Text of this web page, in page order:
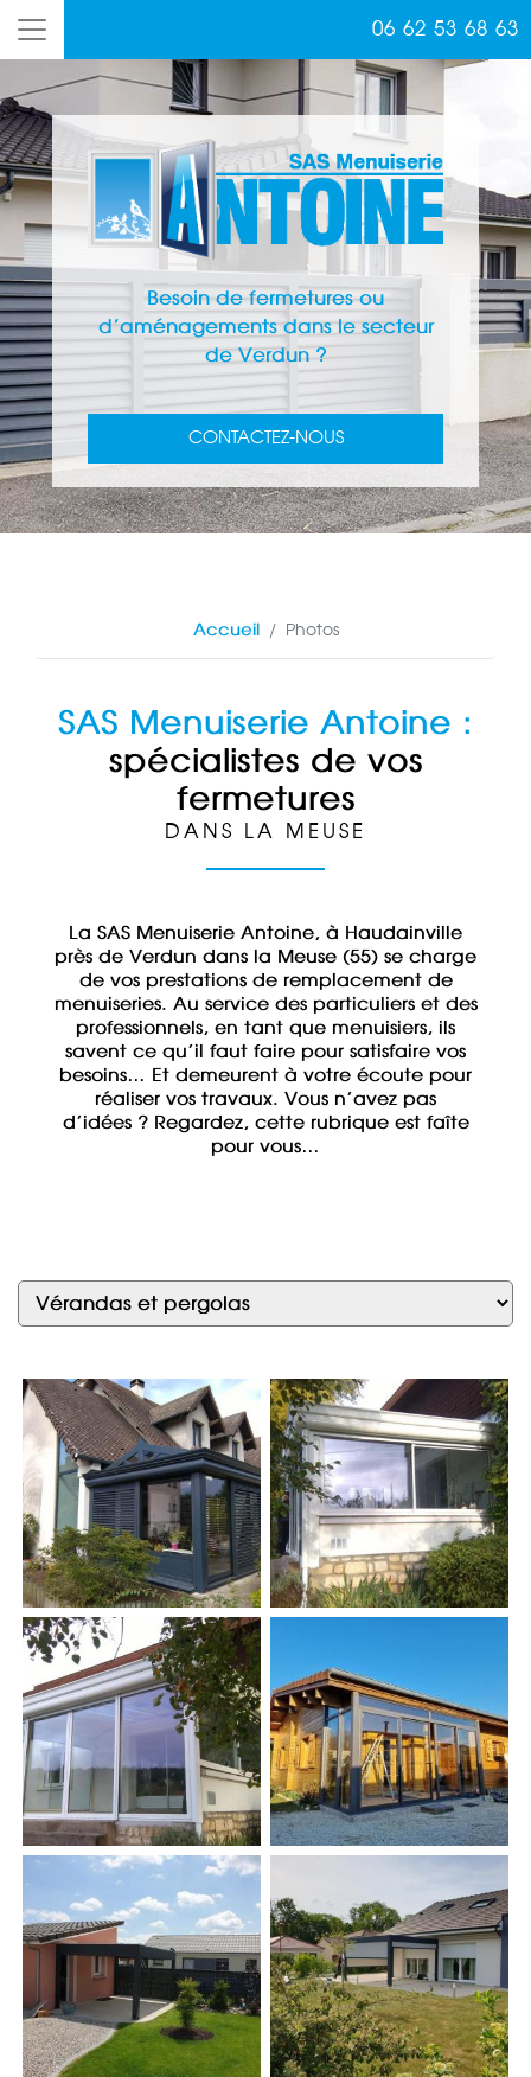
06 62 53 68 63
Besoin de fermetures ou
d’aménagements dans le secteur
de Verdun ?
CONTACTEZ-NOUS
Accueil Photos
SAS Menuiserie Antoine :
spécialistes de vos
fermetures
DANS LA MEUSE
La SAS Menuiserie Antoine, à Haudainville
près de Verdun dans la Meuse (55) se charge
de vos prestations de remplacement de
menuiseries. Au service des particuliers et des
professionnels, en tant que menuisiers, ils
savent ce qu’il faut faire pour satisfaire vos
besoins… Et demeurent à votre écoute pour
réaliser vos travaux. Vous n’avez pas
d’idées ? Regardez, cette rubrique est faîte
pour vous…